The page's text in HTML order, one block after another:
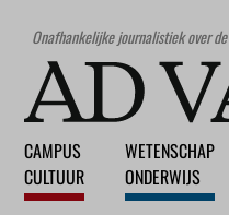
Onafhankelijke journalistiek over
CAMPUS
CULTUUR
WETENSCHAP
ONDERWIJS